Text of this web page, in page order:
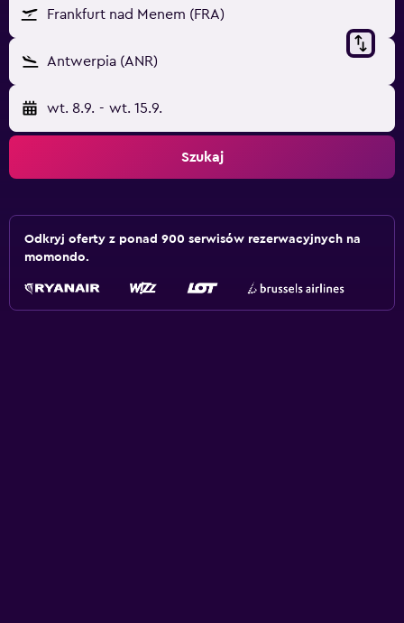
Frankfurt nad Menem (FRA)
Antwerpia (ANR)
wt. 8.9. - wt. 15.9.
Szukaj
Odkryj oferty z ponad 900 serwisów rezerwacyjnych na
momondo.